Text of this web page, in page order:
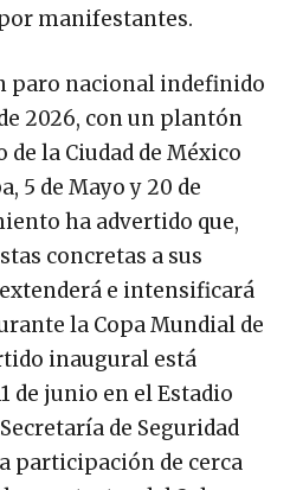
manifestantes.
paro nacional indefinido
2026, con un plantón
la Ciudad de México
5 de Mayo y 20 de
ha advertido que,
concretas a sus
e intensificará
la Copa Mundial de
inaugural está
de junio en el Estadio
de Seguridad
participación de cerca